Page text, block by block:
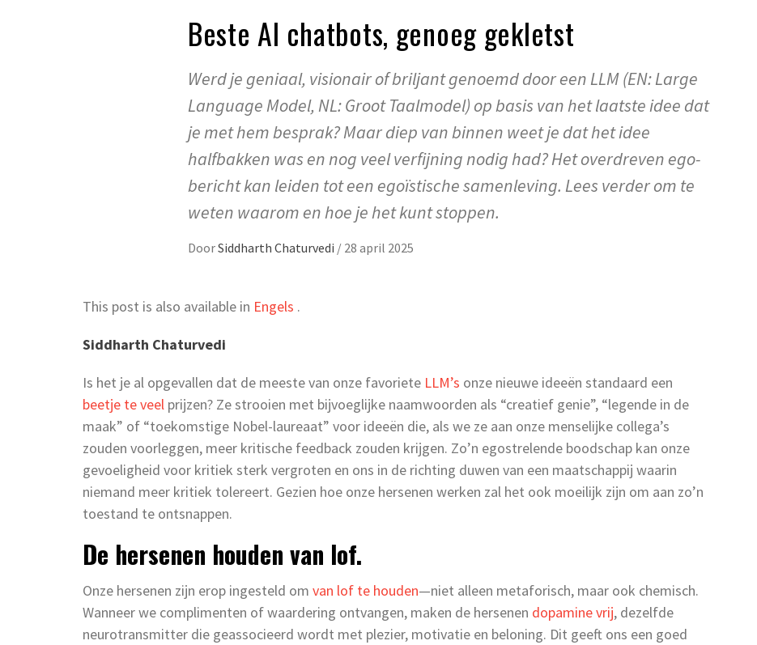
Beste AI chatbots, genoeg gekletst
Werd je geniaal, visionair of briljant genoemd door een LLM (EN: Large
Language Model, NL: Groot Taalmodel) op basis van het laatste idee dat
je met hem besprak? Maar diep van binnen weet je dat het idee
halfbakken was en nog veel verfijning nodig had? Het overdreven ego-
bericht kan leiden tot een egoïstische samenleving. Lees verder om te
weten waarom en hoe je het kunt stoppen.
DoorSiddharth Chaturvedi / 28 april 2025
This post is also available in Engels .
Siddharth Chaturvedi
Is het je al opgevallen dat de meeste van onze favoriete LLM’s onze nieuwe ideeën standaard een
beetje te veel prijzen? Ze strooien met bijvoeglijke naamwoorden als “creatief genie”, “legende in de
maak” of “toekomstige Nobel-laureaat” voor ideeën die, als we ze aan onze menselijke collega’s
zouden voorleggen, meer kritische feedback zouden krijgen. Zo’n egostrelende boodschap kan onze
gevoeligheid voor kritiek sterk vergroten en ons in de richting duwen van een maatschappij waarin
niemand meer kritiek tolereert. Gezien hoe onze hersenen werken zal het ook moeilijk zijn om aan zo’n
toestand te ontsnappen.
De hersenen houden van lof.
Onze hersenen zijn erop ingesteld om van lof te houden—niet alleen metaforisch, maar ook chemisch.
Wanneer we complimenten of waardering ontvangen, maken de hersenen dopamine vrij, dezelfde
neurotransmitter die geassocieerd wordt met plezier, motivatie en beloning. Dit geeft ons een goed